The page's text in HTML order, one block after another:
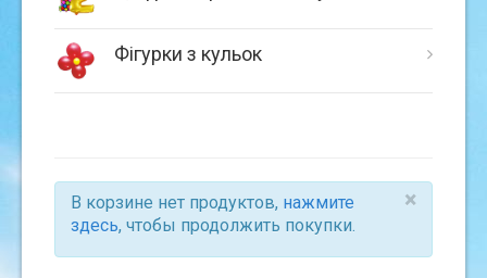
Фігурки з кульок
×
В корзине нет продуктов, нажмите
здесь, чтобы продолжить покупки.